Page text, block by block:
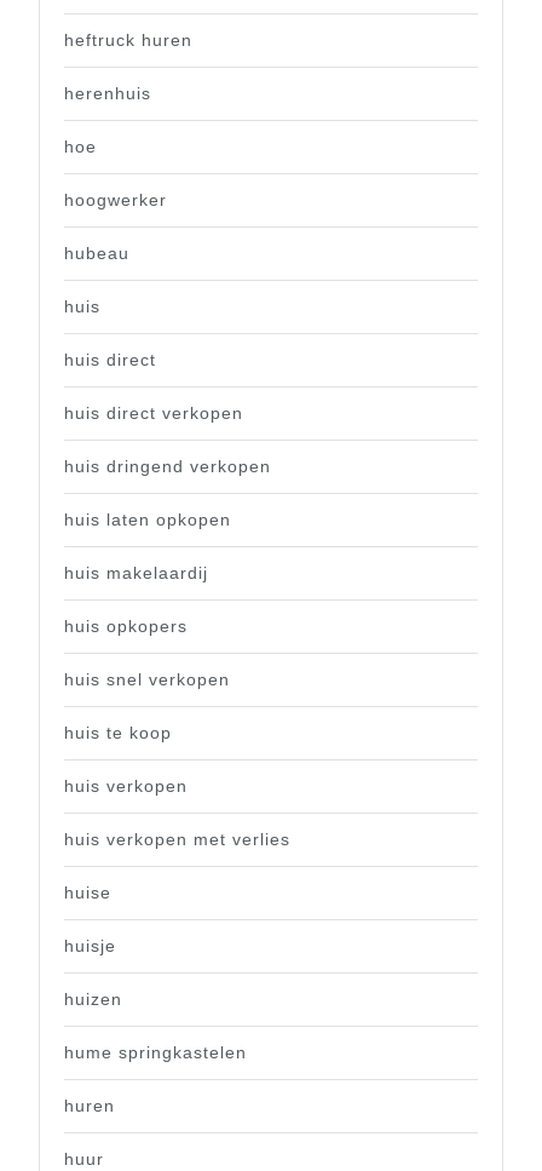
heftruck huren
herenhuis
hoe
hoogwerker
hubeau
huis
huis direct
huis direct verkopen
huis dringend verkopen
huis laten opkopen
huis makelaardij
huis opkopers
huis snel verkopen
huis te koop
huis verkopen
huis verkopen met verlies
huise
huisje
huizen
hume springkastelen
huren
huur